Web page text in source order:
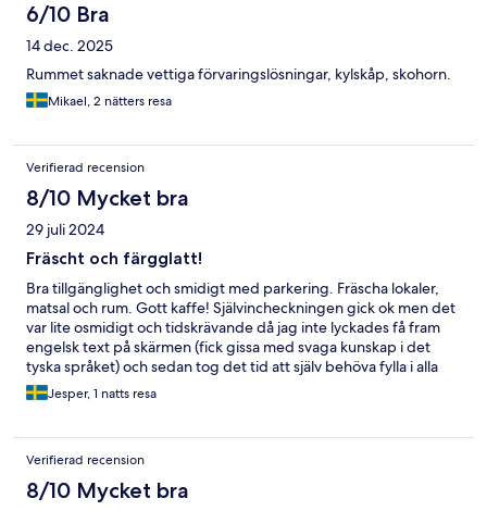
6/10 Bra
14 dec. 2025
Rummet saknade vettiga förvaringslösningar, kylskåp, skohorn.
Mikael, 2 nätters resa
Verifierad recension
8/10 Mycket bra
29 juli 2024
Fräscht och färgglatt!
Bra tillgänglighet och smidigt med parkering. Fräscha lokaler,
matsal och rum. Gott kaffe! Självincheckningen gick ok men det
var lite osmidigt och tidskrävande då jag inte lyckades få fram
engelsk text på skärmen (fick gissa med svaga kunskap i det
tyska språket) och sedan tog det tid att själv behöva fylla i alla
passnummer och namn manuellt på samtliga gäster i sällskapet.
Jesper, 1 natts resa
Verifierad recension
8/10 Mycket bra